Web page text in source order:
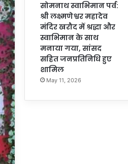
सोमनाथ स्वाभिमान पर्व:
श्री लक्ष्मणेश्वर महादेव
मंदिर खरौद में श्रद्धा और
स्वाभिमान के साथ
मनाया गया, सांसद
सहित जनप्रतिनिधि हुए
शामिल
May 11, 2026